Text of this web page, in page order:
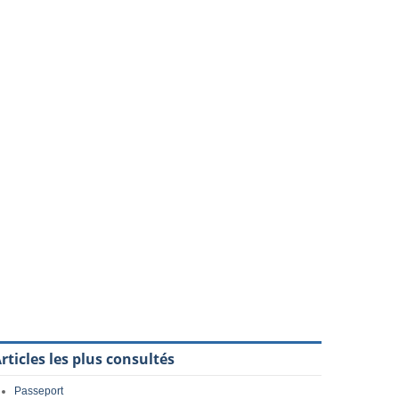
les plus consultés
Passeport